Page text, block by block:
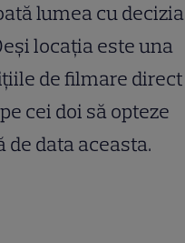
lumea cu decizia
locația este una
de filmare direct
cei doi să opteze
data aceasta.